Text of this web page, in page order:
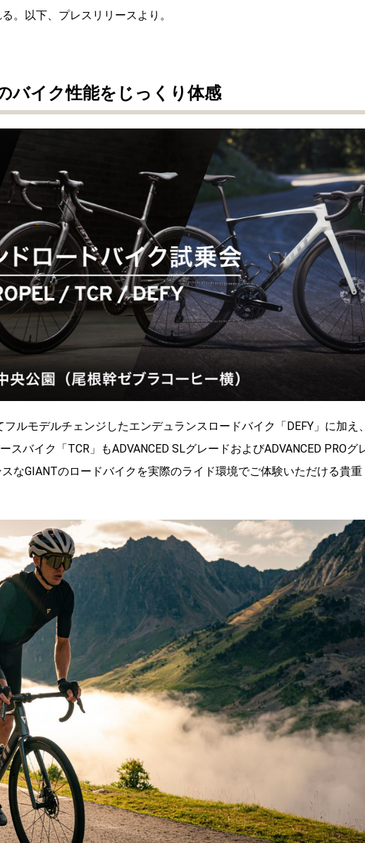
。以下、プレスリリースより。
イク性能をじっくり体感
ルモデルチェンジしたエンデュランスロードバイク「DEFY」に加え
スバイク「TCR」もADVANCED SLグレードおよびADVANCED PROグ
なGIANTのロードバイクを実際のライド環境でご体験いただける貴重